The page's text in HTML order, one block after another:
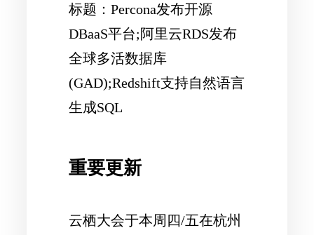
标题：Percona发布开源
DBaaS平台;阿里云RDS发布
全球多活数据库
(GAD);Redshift支持自然语言
生成SQL
重要更新
云栖大会于本周四/五在杭州